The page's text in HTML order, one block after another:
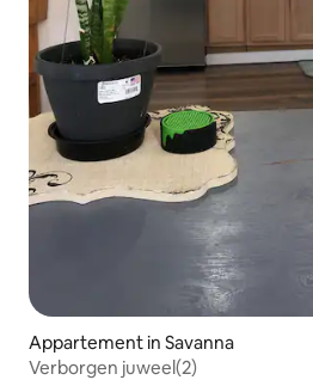
Appartement in Savanna
Verborgen juweel(2)